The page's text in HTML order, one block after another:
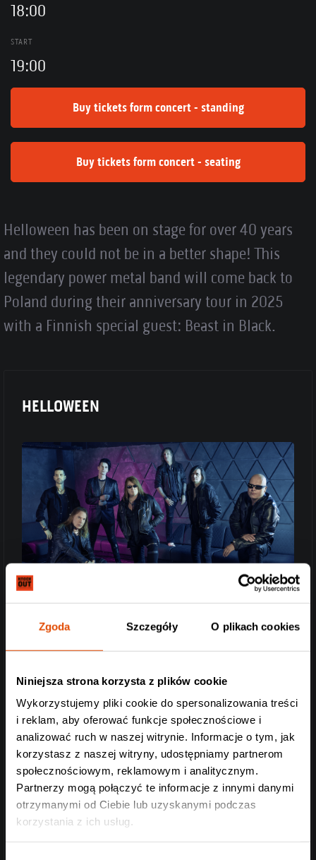
Zgoda Szczegóły O plikach cookies
Niniejsza strona korzysta z plików cookie
Wykorzystujemy pliki cookie do spersonalizowania treści
i reklam, aby oferować funkcje społecznościowe i
analizować ruch w naszej witrynie. Informacje o tym, jak
korzystasz z naszej witryny, udostępniamy partnerom
społecznościowym, reklamowym i analitycznym.
Partnerzy mogą połączyć te informacje z innymi danymi
otrzymanymi od Ciebie lub uzyskanymi podczas
korzystania z ich usług.
18:00
START
19:00
Buy tickets form concert - standing
Buy tickets form concert - seating
Helloween has been on stage for over 40 years
and they could not be in a better shape! This
legendary power metal band will come back to
Poland during their anniversary tour in 2025
with a Finnish special guest: Beast in Black.
HELLOWEEN